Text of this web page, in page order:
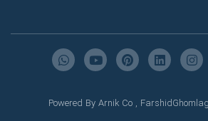
Powered By Arnik Co ,